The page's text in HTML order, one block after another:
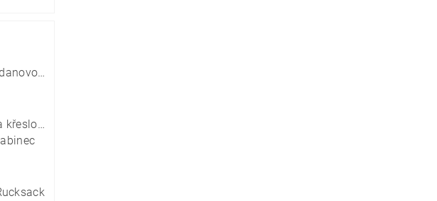
Jitka Jordanovová
Fox Transportní taška na křeslo Camolite Chair Bag